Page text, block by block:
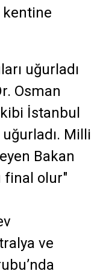
kentine
uğurladı
Osman
İstanbul
uğurladı. Milli
Bakan
final olur"
ve